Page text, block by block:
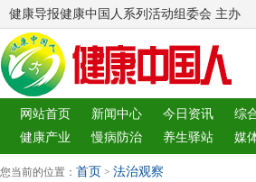
健康导报健康中国人系列活动组委会 主办
网站首页 新闻中心 今日资讯 综
健康产业
慢病防治 养生驿站 媒
您当前的位置： 首页 > 法治观察